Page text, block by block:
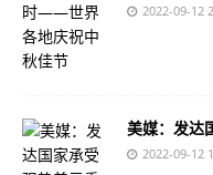
2022-09-12
美媒：发达
2022-09-12